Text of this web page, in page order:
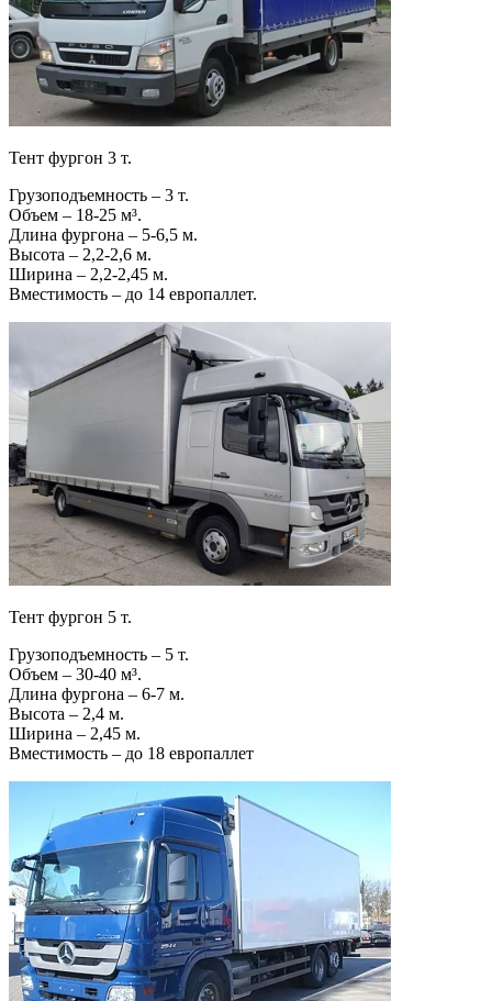
Тент фургон 3 т.
Грузоподъемность – 3 т.
Объем – 18-25 м³.
Длина фургона – 5-6,5 м.
Высота – 2,2-2,6 м.
Ширина – 2,2-2,45 м.
Вместимость – до 14 европаллет.
Тент фургон 5 т.
Грузоподъемность – 5 т.
Объем – 30-40 м³.
Длина фургона – 6-7 м.
Высота – 2,4 м.
Ширина – 2,45 м.
Вместимость – до 18 европаллет